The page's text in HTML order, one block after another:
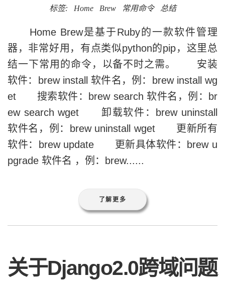
标签: Home Brew 常用命令 总结
Home Brew是基于Ruby的一款软件管理
器，非常好用，有点类似python的pip，这里总
结一下常用的命令，以备不时之需。 安装
软件：brew install 软件名，例：brew install wg
et 搜索软件：brew search 软件名，例：br
ew search wget 卸载软件：brew uninstall
软件名，例：brew uninstall wget 更新所有
软件：brew update 更新具体软件：brew u
pgrade 软件名 ，例：brew......
了解更多
关于Django2.0跨域问题